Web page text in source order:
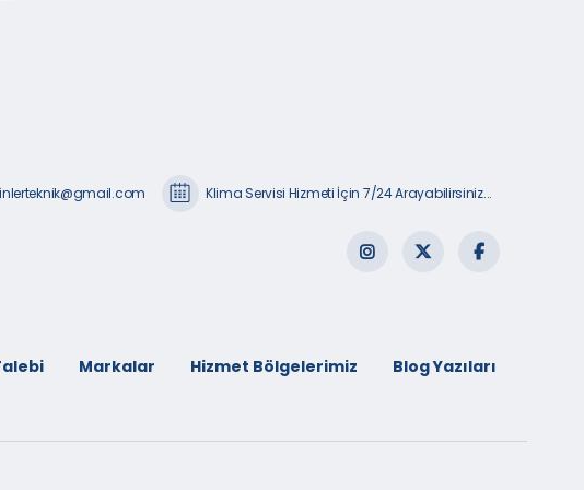
Klima Servisi Hizmeti İçin 7/24 Arayabilirsiniz...
Markalar Hizmet Bölgelerimiz Blog Yazıları